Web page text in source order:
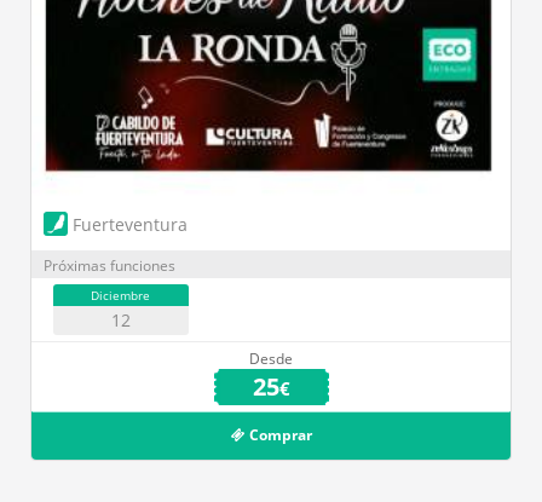
Fuerteventura
Próximas funciones
Diciembre
12
Desde
25€
Comprar